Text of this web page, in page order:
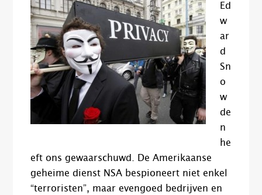
Ed
w
ar
d
Sn
o
w
de
n
he
eft ons gewaarschuwd. De Amerikaanse
geheime dienst NSA bespioneert niet enkel
“terroristen”, maar evengoed bedrijven en